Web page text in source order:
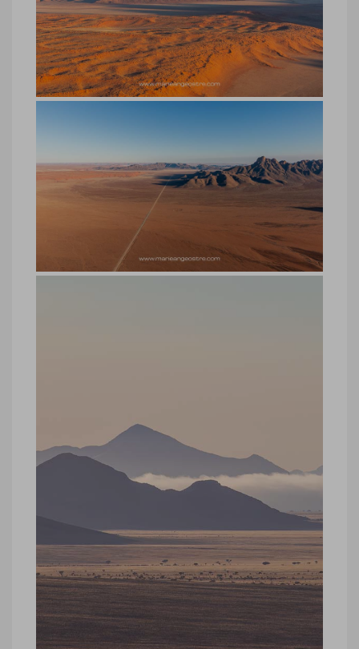
Désert du Namib, survol ballon ou
montgolfière en Namibie © Marie-Ange
Ostré
Désert du Namib, survol ballon ou
montgolfière en Namibie
Désert du Namib, survol ballon ou
montgolfière en Namibie © Marie-Ange